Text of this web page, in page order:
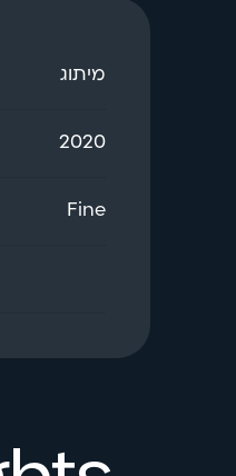
מיתוג
2020
Fine